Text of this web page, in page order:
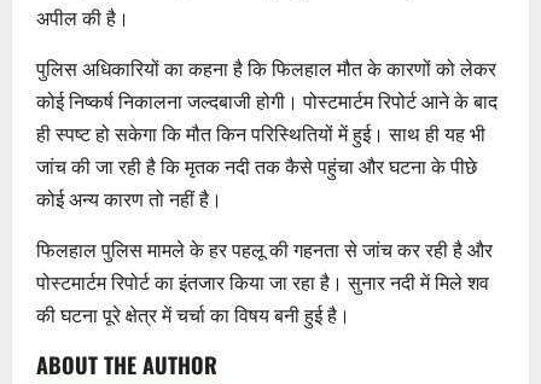
अपील की है।
पुलिस अधिकारियों का कहना है कि फिलहाल मौत के कारणों को लेकर
कोई निष्कर्ष निकालना जल्दबाजी होगी। पोस्टमार्टम रिपोर्ट आने के बाद
ही स्पष्ट हो सकेगा कि मौत किन परिस्थितियों में हुई। साथ ही यह भी
जांच की जा रही है कि मृतक नदी तक कैसे पहुंचा और घटना के पीछे
कोई अन्य कारण तो नहीं है।
फिलहाल पुलिस मामले के हर पहलू की गहनता से जांच कर रही है और
पोस्टमार्टम रिपोर्ट का इंतजार किया जा रहा है। सुनार नदी में मिले शव
की घटना पूरे क्षेत्र में चर्चा का विषय बनी हुई है।
ABOUT THE AUTHOR